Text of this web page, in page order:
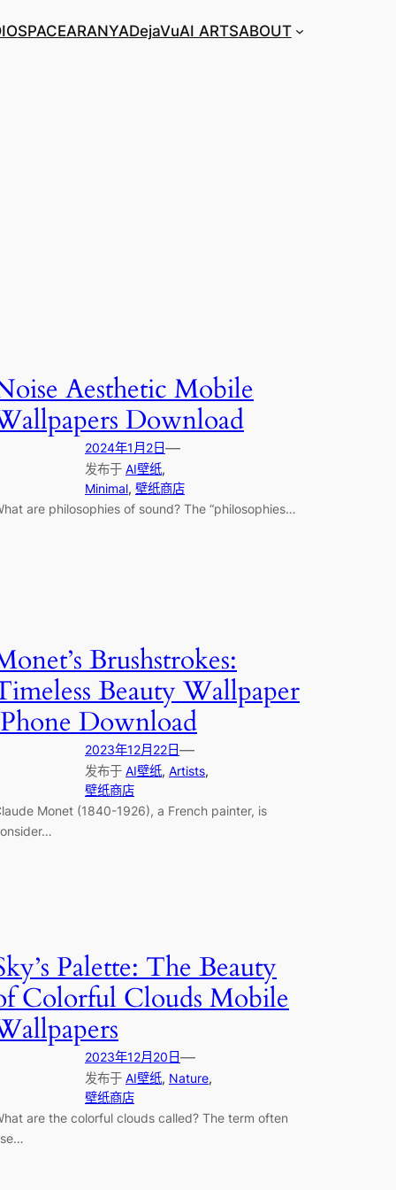
SPACEARANYADejaVuAI ARTSABOUT
Aesthetic Mobile
Download
2024年1月2日—
发布于 AI壁纸
Minimal, 壁纸商店
are philosophies of sound? The “philosophies…
Brushstrokes:
Beauty Wallpaper
Download
2023年12月22日—
发布于 AI壁纸, Artists
壁纸商店
Monet (1840-1926), a French painter, is
Palette: The Beauty
Colorful Clouds Mobile
2023年12月20日—
发布于 AI壁纸, Nature
壁纸商店
are the colorful clouds called? The term often